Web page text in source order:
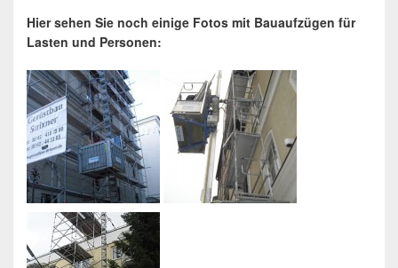
Hier sehen Sie noch einige Fotos mit Bauaufzügen für
Lasten und Personen: